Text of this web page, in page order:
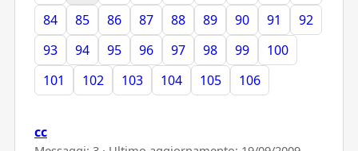
84
85 86 87 88 89 90 91
92
93
94 95 96 97 98 99
100
101
102 103 104 105 106
cc